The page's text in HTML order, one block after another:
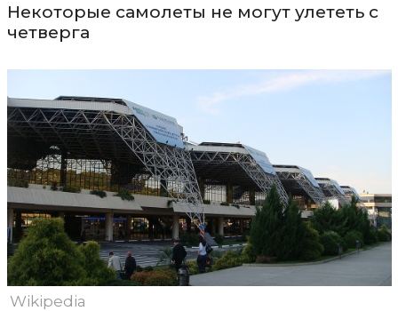
Некоторые самолеты не могут улететь с
четверга
Wikipedia